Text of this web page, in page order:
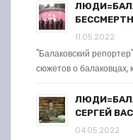
11.05.2022
"Балаковский
сюжетов о балаковцах,
СЕРГЕЙ
04.05.2022